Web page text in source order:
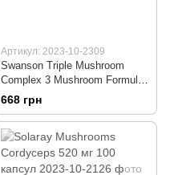
Артикул: 2023-10-2309
Swanson Triple Mushroom
Complex 3 Mushroom Formula
60 капсул
668 грн